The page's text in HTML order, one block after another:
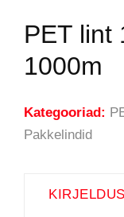
PET lint
1000m
Kategooriad:
Pakkelindid
KIRJELDUS